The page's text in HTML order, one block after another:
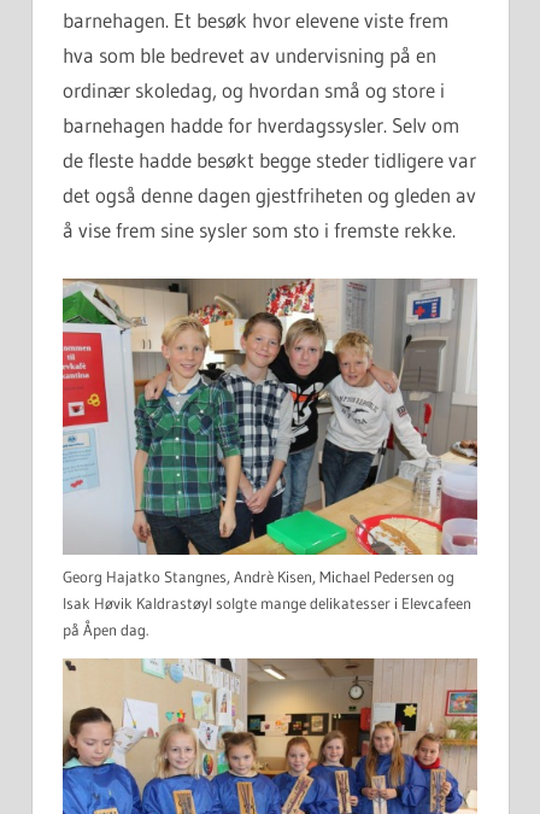
barnehagen. Et besøk hvor elevene viste frem
hva som ble bedrevet av undervisning på en
ordinær skoledag, og hvordan små og store i
barnehagen hadde for hverdagssysler. Selv om
de fleste hadde besøkt begge steder tidligere var
det også denne dagen gjestfriheten og gleden av
å vise frem sine sysler som sto i fremste rekke.
Georg Hajatko Stangnes, Andrè Kisen, Michael Pedersen og
Isak Høvik Kaldrastøyl solgte mange delikatesser i Elevcafeen
på Åpen dag.